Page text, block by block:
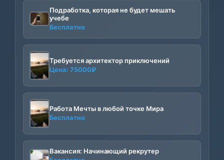
Подработка, которая не будет мешать
учебе
Бесплатно
Требуется архитектор приключений
Цена: 75000₽
Работа Мечты в любой точке Мира
Бесплатно
Вакансия: Начинающий рекрутер